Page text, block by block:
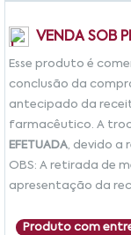
VENDA SOB
Esse produto é
conclusão da
antecipado da
farmacêutico. A
EFETUADA, devido a
OBS: A retirada de
apresentação da
Produto com